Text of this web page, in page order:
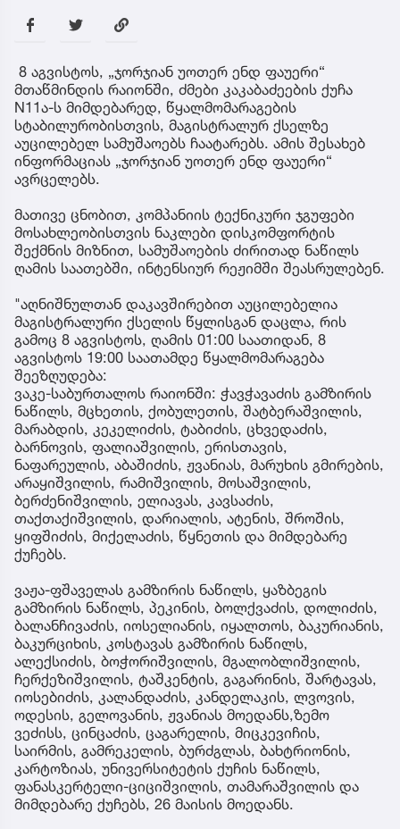
8 აგვისტოს, „ჯორჯიან უოთერ ენდ ფაუერი“
მთაწმინდის რაიონში, ძმები კაკაბაძეების ქუჩა
N11ა-ს მიმდებარედ, წყალმომარაგების
სტაბილურობისთვის, მაგისტრალურ ქსელზე
აუცილებელ სამუშაოებს ჩაატარებს. ამის შესახებ
ინფორმაციას „ჯორჯიან უოთერ ენდ ფაუერი“
ავრცელებს.
მათივე ცნობით, კომპანიის ტექნიკური ჯგუფები
მოსახლეობისთვის ნაკლები დისკომფორტის
შექმნის მიზნით, სამუშაოების ძირითად ნაწილს
ღამის საათებში, ინტენსიურ რეჟიმში შეასრულებენ.
"აღნიშნულთან დაკავშირებით აუცილებელია
მაგისტრალური ქსელის წყლისგან დაცლა, რის
გამოც 8 აგვისტოს, ღამის 01:00 საათიდან, 8
აგვისტოს 19:00 საათამდე წყალმომარაგება
შეეზღუდება:
ვაკე-საბურთალოს რაიონში: ჭავჭავაძის გამზირის
ნაწილს, მცხეთის, ქობულეთის, შატბერაშვილის,
მარაბდის, კეკელიძის, ტაბიძის, ცხვედაძის,
ბარნოვის, ფალიაშვილის, ერისთავის,
ნაფარეულის, აბაშიძის, ჟვანიას, მარუხის გმირების,
არაყიშვილის, რამიშვილის, მოსაშვილის,
ბერძენიშვილის, ელიავას, კავსაძის,
თაქთაქიშვილის, დარიალის, ატენის, შროშის,
ყიფშიძის, მიქელაძის, წყნეთის და მიმდებარე
ქუჩებს.
ვაჟა-ფშაველას გამზირის ნაწილს, ყაზბეგის
გამზირის ნაწილს, პეკინის, ბოლქვაძის, დოლიძის,
ბალანჩივაძის, იოსელიანის, იყალთოს, ბაკურიანის,
ბაკურციხის, კოსტავას გამზირის ნაწილს,
ალექსიძის, ბოჭორიშვილის, მგალობლიშვილის,
ჩერქეზიშვილის, ტაშკენტის, გაგარინის, შარტავას,
იოსებიძის, კალანდაძის, კანდელაკის, ლვოვის,
ოდესის, გელოვანის, ჟვანიას მოედანს,ზემო
ვეძისს, ცინცაძის, ცაგარელის, მიცკევიჩის,
საირმის, გამრეკელის, ბურძგლას, ბახტრიონის,
კარტოზიას, უნივერსიტეტის ქუჩის ნაწილს,
ფანასკერტელი-ციციშვილის, თამარაშვილის და
მიმდებარე ქუჩებს, 26 მაისის მოედანს.